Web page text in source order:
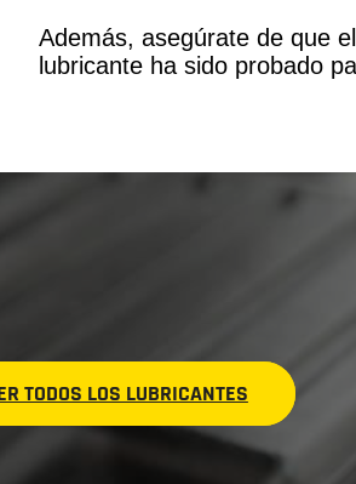
Además, asegúrate de que
lubricante ha sido probado
TODOS LOS LUBRICANTES